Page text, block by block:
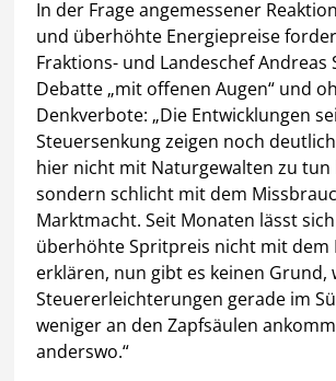
In der Frage angemessener
und überhöhte Energiepreise
Fraktions- und Landeschef Andreas
Debatte „mit offenen Augen“ und
Denkverbote: „Die Entwicklungen
Steuersenkung zeigen noch
hier nicht mit Naturgewalten zu tun
sondern schlicht mit dem
Marktmacht. Seit Monaten lässt
überhöhte Spritpreis nicht mit dem
erklären, nun gibt es keinen Grund,
Steuererleichterungen gerade im
weniger an den Zapfsäulen
anderswo.“